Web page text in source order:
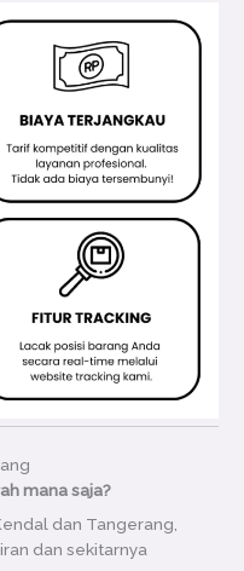
mana saja?
dan Tangerang,
dan sekitarnya